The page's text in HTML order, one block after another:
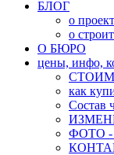
БЛОГ
о
о
О БЮРО
цены, инфо,
как
Состав
ФОТО -